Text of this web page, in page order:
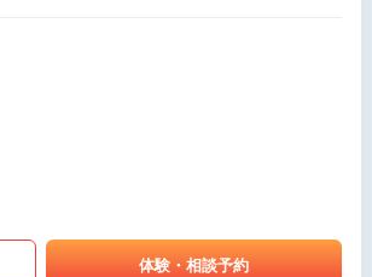
体験・相談予約